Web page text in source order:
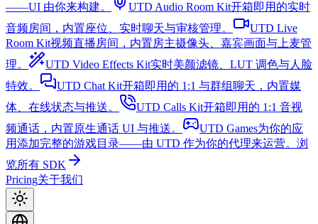
——UI 由你来构建。
UTD Audio Room Kit开箱即用的实时
音频房间，内置座位、实时聊天与审核管理。
UTD Live
Room Kit视频直播房间，内置房主摄像头、嘉宾画面与上麦管
理。
UTD Video Effects Kit实时美颜滤镜、LUT 调色与人脸
特效。
UTD Chat Kit开箱即用的 1:1 与群组聊天，内置媒
体、在线状态与推送。
UTD Calls Kit开箱即用的 1:1 音视
频通话，内置原生通话 UI 与推送。
UTD Games为你的应
用添加完整的游戏目录——由 UTD 作为你的代理来运营。 浏
览所有 SDK
Pricing关于我们